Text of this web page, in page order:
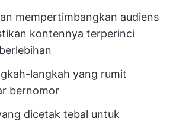
mempertimbangkan audiens
kontennya terperinci
langkah yang rumit
bernomor
dicetak tebal untuk